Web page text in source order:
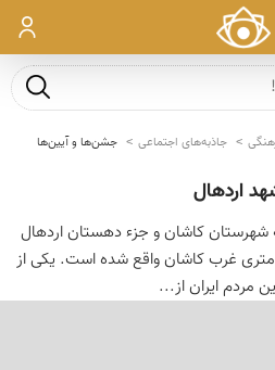
ورود
جست و
جاذبه‌های اجتماعی جشن‌ها و آیین‌ها
اردهال
كاشان و جزء دهستان اردهال
این روستا در ۴٢ كیلومتری غرب كاشان واقع شده است. یكی از
مردم ایران از...